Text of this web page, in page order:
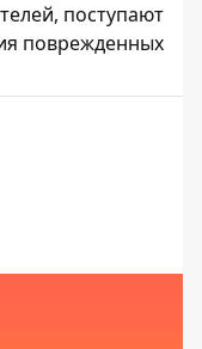
поступают
поврежденных